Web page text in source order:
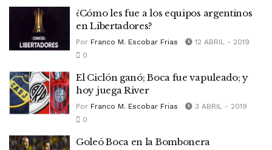
¿Cómo les fue a los equipos argentinos
en Libertadores?
Por Franco M. Escobar Frias
12 ABRIL - 2019
0
El Ciclón ganó; Boca fue vapuleado; y
hoy juega River
Por Franco M. Escobar Frias
3 ABRIL - 2019
0
Goleó Boca en la Bombonera